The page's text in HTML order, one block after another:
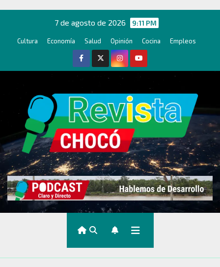
contenido
7 de agosto de 2026 9:11 PM
Cultura Economía Salud Opinión Cocina Empleos